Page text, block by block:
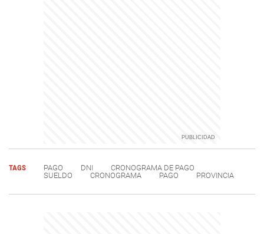
TAGS PAGO DNI
CRONOGRAMA DE PAGO
SUELDO
CRONOGRAMA PAGO PROVINCIA